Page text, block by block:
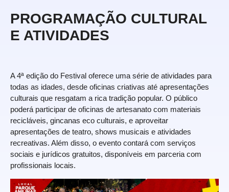
PROGRAMAÇÃO CULTURAL
E ATIVIDADES
A 4ª edição do Festival oferece uma série de atividades para
todas as idades, desde oficinas criativas até apresentações
culturais que resgatam a rica tradição popular. O público
poderá participar de oficinas de artesanato com materiais
recicláveis, gincanas eco culturais, e aproveitar
apresentações de teatro, shows musicais e atividades
recreativas. Além disso, o evento contará com serviços
sociais e jurídicos gratuitos, disponíveis em parceria com
profissionais locais.